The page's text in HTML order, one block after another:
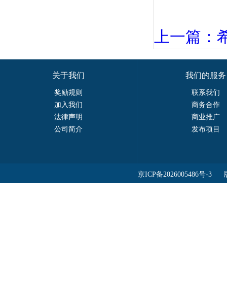
上一篇：
关于我们
奖励规则
加入我们
法律声明
公司简介
我们的服务
联系我们
商务合作
商业推广
发布项目
京ICP备2026005486号-3